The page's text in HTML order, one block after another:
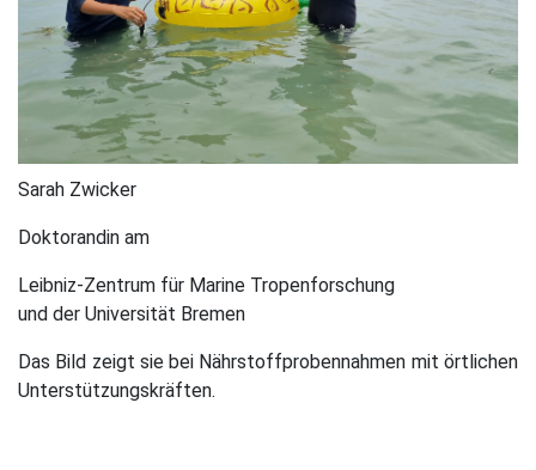
Sarah Zwicker
Doktorandin am
Leibniz-Zentrum für Marine Tropenforschung
und der Universität Bremen
Das Bild zeigt sie bei Nährstoffprobennahmen mit örtlichen
Unterstützungskräften.